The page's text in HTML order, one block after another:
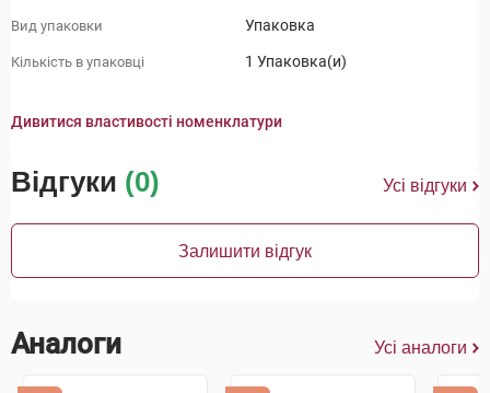
Вид упаковки Упаковка
Кількість в упаковці 1 Упаковка(и)
Дивитися властивості номенклатури
Відгуки (0) Усі відгуки
Залишити відгук
Аналоги Усі аналоги